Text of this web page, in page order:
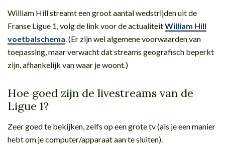
William Hill streamt een groot aantal wedstrijden uit de
Franse Ligue 1, volg de link voor de actualiteitWilliam Hill
voetbalschema . (Er zijn wel algemene voorwaarden van
toepassing, maar verwacht dat streams geografisch beperkt
zijn, afhankelijk van waar je woont.)
Hoe goed zijn de livestreams van de
Ligue 1?
Zeer goed te bekijken, zelfs op een grote tv (als je een manier
hebt om je computer/apparaat aan te sluiten).